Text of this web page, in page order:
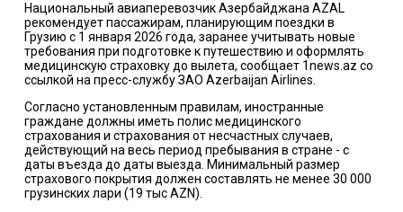
Национальный авиаперевозчик Азербайджана AZAL
рекомендует пассажирам, планирующим поездки в
Грузию с 1 января 2026 года, заранее учитывать новые
требования при подготовке к путешествию и оформлять
медицинскую страховку до вылета, сообщает 1news.az со
ссылкой на пресс-службу ЗАО Azerbaijan Airlines.
Согласно установленным правилам, иностранные
граждане должны иметь полис медицинского
страхования и страхования от несчастных случаев,
действующий на весь период пребывания в стране - с
даты въезда до даты выезда. Минимальный размер
страхового покрытия должен составлять не менее 30 000
грузинских лари (19 тыс AZN).